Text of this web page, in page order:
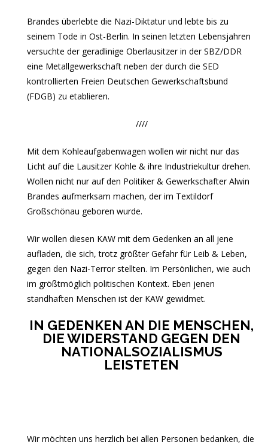
Brandes überlebte die Nazi-Diktatur und lebte bis zu
seinem Tode in Ost-Berlin. In seinen letzten Lebensjahren
versuchte der geradlinige Oberlausitzer in der SBZ/DDR
eine Metallgewerkschaft neben der durch die SED
kontrollierten Freien Deutschen Gewerkschaftsbund
(FDGB) zu etablieren.
////
Mit dem Kohleaufgabenwagen wollen wir nicht nur das
Licht auf die Lausitzer Kohle & ihre Industriekultur drehen.
Wollen nicht nur auf den Politiker & Gewerkschafter Alwin
Brandes aufmerksam machen, der im Textildorf
Großschönau geboren wurde.
Wir wollen diesen KAW mit dem Gedenken an all jene
aufladen, die sich, trotz größter Gefahr für Leib & Leben,
gegen den Nazi-Terror stellten. Im Persönlichen, wie auch
im größtmöglich politischen Kontext. Eben jenen
standhaften Menschen ist der KAW gewidmet.
IN GEDENKEN AN DIE MENSCHEN,
DIE WIDERSTAND GEGEN DEN
NATIONALSOZIALISMUS
LEISTETEN
Wir möchten uns herzlich bei allen Personen bedanken, die